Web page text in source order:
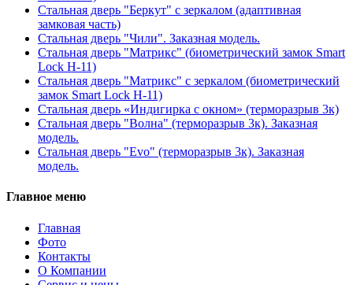
Стальная дверь "Беркут" с зеркалом (адаптивная
замковая часть)
Стальная дверь "Чили". Заказная модель.
Стальная дверь "Матрикс" (биометрический замок Smart
Lock H-11)
Стальная дверь "Матрикс" с зеркалом (биометрический
замок Smart Lock H-11)
Стальная дверь «Индигирка с окном» (терморазрыв 3к)
Стальная дверь "Волна" (терморазрыв 3к). Заказная
модель.
Стальная дверь "Evo" (терморазрыв 3к). Заказная
модель.
Главное меню
Главная
Фото
Контакты
О Компании